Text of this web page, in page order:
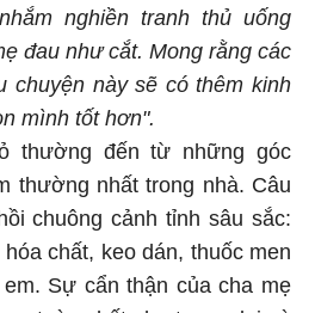
nghiền tranh thủ uống
đau như cắt. Mong rằng các
chuyện này sẽ có thêm kinh
mình tốt hơn".
thường đến từ những góc
thường nhất trong nhà. Câu
chuông cảnh tỉnh sâu sắc:
chất, keo dán, thuốc men
Sự cẩn thận của cha mẹ